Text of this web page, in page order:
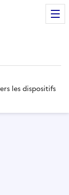
les dispositifs